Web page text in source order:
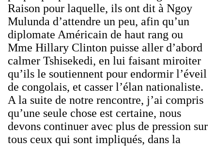
Raison pour laquelle, ils ont dit à Ngoy
Mulunda d’attendre un peu, afin qu’un
diplomate Américain de haut rang ou
Mme Hillary Clinton puisse aller d’abord
calmer Tshisekedi, en lui faisant miroiter
qu’ils le soutiennent pour endormir l’éveil
de congolais, et casser l’élan nationaliste.
A la suite de notre rencontre, j’ai compris
qu’une seule chose est certaine, nous
devons continuer avec plus de pression sur
tous ceux qui sont impliqués, dans la